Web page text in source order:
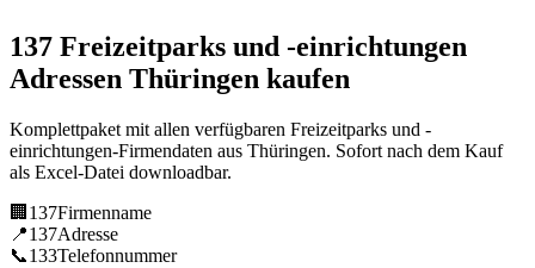
137 Freizeitparks und -einrichtungen
Adressen Thüringen kaufen
Komplettpaket mit allen verfügbaren Freizeitparks und -
einrichtungen-Firmendaten aus Thüringen. Sofort nach dem Kauf
als Excel-Datei downloadbar.
🏢 137Firmenname
📍137Adresse
📞133Telefonnummer